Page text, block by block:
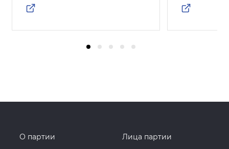
О партии
Лица партии